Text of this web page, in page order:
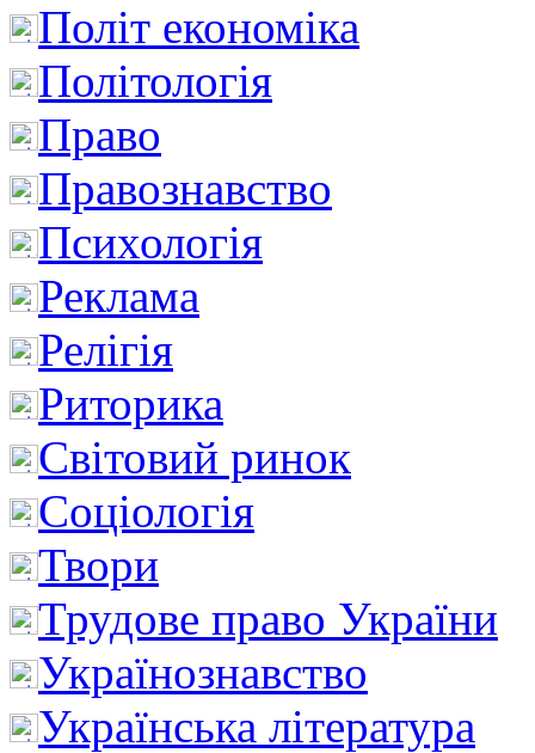
Політ економіка
Політологія
Право
Правознавство
Психологія
Реклама
Релігія
Риторика
Світовий ринок
Соціологія
Твори
Трудове право України
Українознавство
Українська література